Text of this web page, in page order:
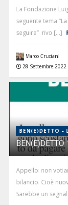
La Fondazione
seguente tema
seguire” rivo [...]
Marco Cruciani
28 Settembre 2022
BEN(E)DETTO -
Appello: non
bilancio. Cioè
Sarebbe un